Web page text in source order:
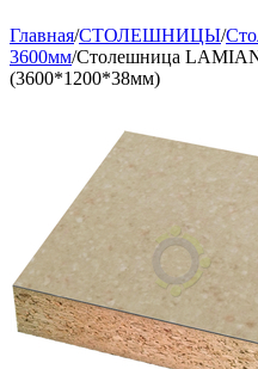
Главная/СТОЛЕШНИЦЫ/
3600мм/Столешница
(3600*1200*38мм)